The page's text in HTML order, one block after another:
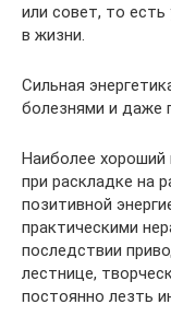
или совет, то
в жизни.
Сильная
болезнями и даже
Наиболее хороший
при раскладке на
позитивной
практическими
последствии
лестнице,
постоянно лезть